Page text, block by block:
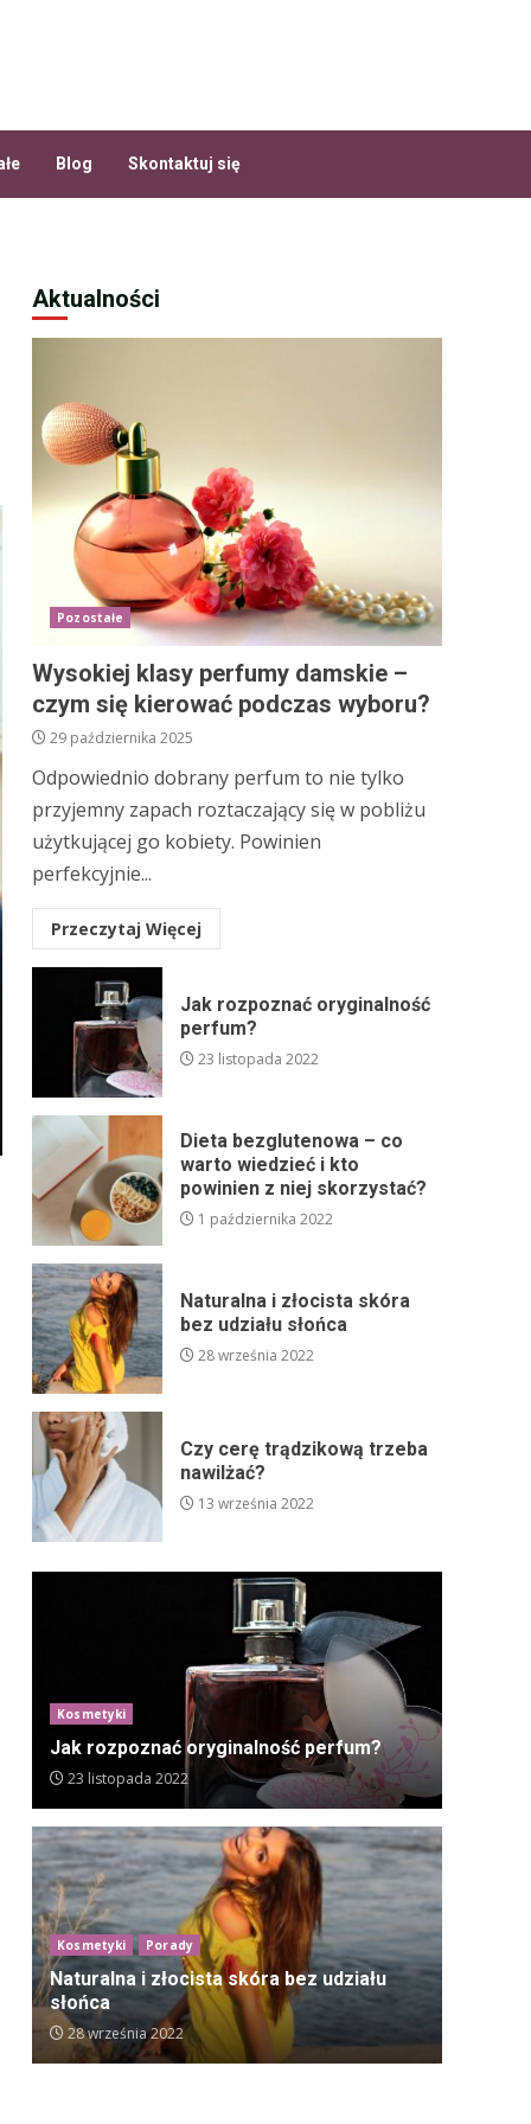
Blog Skontaktuj się
Aktualności
Pozostałe
Wysokiej klasy perfumy damskie –
czym się kierować podczas wyboru?
29 października 2025
Odpowiednio dobrany perfum to nie tylko
przyjemny zapach roztaczający się w pobliżu
użytkującej go kobiety. Powinien
perfekcyjnie...
Przeczytaj Więcej
Jak rozpoznać oryginalność
perfum?
23 listopada 2022
Dieta bezglutenowa – co
warto wiedzieć i kto
powinien z niej skorzystać?
1 października 2022
Naturalna i złocista skóra
bez udziału słońca
28 września 2022
Czy cerę trądzikową trzeba
nawilżać?
13 września 2022
Kosmetyki
Jak rozpoznać oryginalność perfum?
23 listopada 2022
Kosmetyki Porady
Naturalna i złocista skóra bez udziału
słońca
28 września 2022